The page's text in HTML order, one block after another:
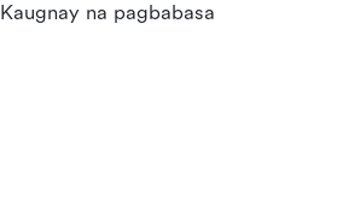
Kaugnay na pagbabasa